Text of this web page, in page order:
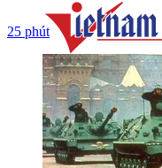
25 phút